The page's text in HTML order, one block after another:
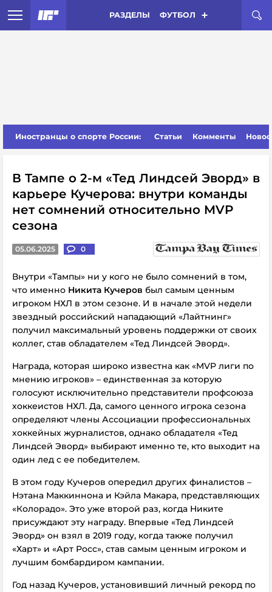
РАЗДЕЛЫ ФУТБОЛ
Иностранцы о спорте России: Статьи Комменты
В Тампе о 2-м «Тед Линдсей Эворд» в
карьере Кучерова: внутри команды
нет сомнений относительно MVP
сезона
05.06.2025 0
Внутри «Тампы» ни у кого не было сомнений в том,
что именно Никита Кучеров был самым ценным
игроком НХЛ в этом сезоне. И в начале этой недели
звездный российский нападающий «Лайтнинг»
получил максимальный уровень поддержки от своих
коллег, став обладателем «Тед Линдсей Эворд».
Награда, которая широко известна как «MVP лиги по
мнению игроков» – единственная за которую
голосуют исключительно представители профсоюза
хоккеистов НХЛ. Да, самого ценного игрока сезона
определяют члены Ассоциации профессиональных
хоккейных журналистов, однако обладателя «Тед
Линдсей Эворд» выбирают именно те, кто выходит на
один лед с ее победителем.
В этом году Кучеров опередил других финалистов –
Нэтана Маккиннона и Кэйла Макара, представляющих
«Колорадо». Это уже второй раз, когда Никите
присуждают эту награду. Впервые «Тед Линдсей
Эворд» он взял в 2019 году, когда также получил
«Харт» и «Арт Росс», став самым ценным игроком и
лучшим бомбардиром кампании.
Год назад Кучеров, установивший личный рекорд по